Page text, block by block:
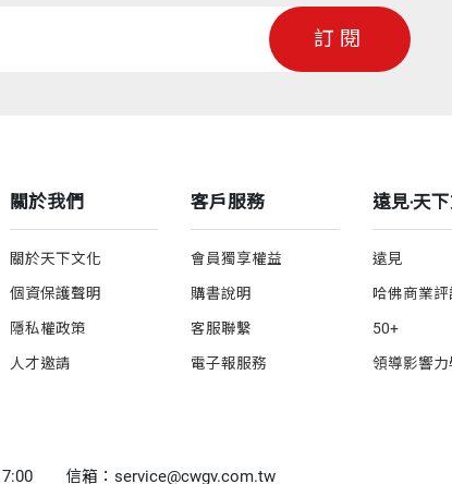
訂閱
關於我們
關於天下文化
個資保護聲明
隱私權政策
人才邀請
客戶服務
會員獨享權益
購書說明
客服聯繫
電子報服務
遠見‧天
遠見
哈佛商業評
50+
領導影響力
信箱：service@cwgv.com.tw